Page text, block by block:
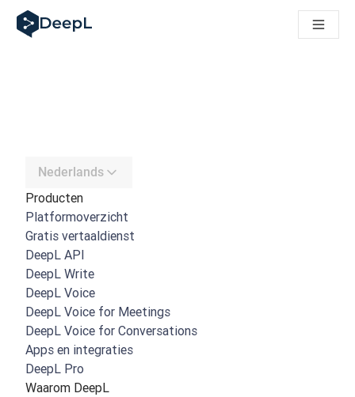
DeepL voor AI-agenten
DeepL Translation Flow: Nieuwe, door AI aangestuurde
Nederlands
Producten
Platformoverzicht
Gratis vertaaldienst
DeepL API
DeepL Write
DeepL Voice
DeepL Voice for Meetings
DeepL Voice for Conversations
Apps en integraties
DeepL Pro
Waarom DeepL